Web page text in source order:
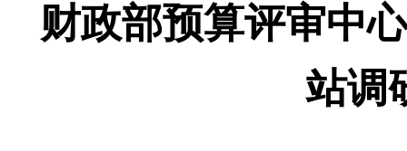
财政部预算评审中
站调